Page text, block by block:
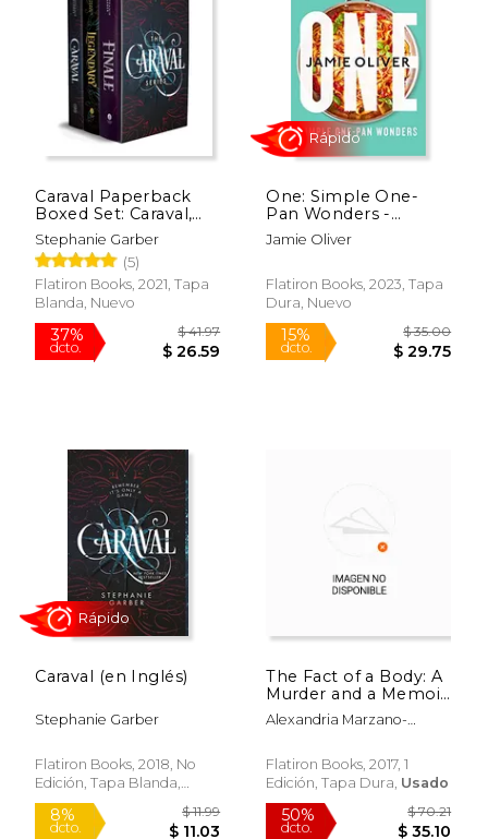
15%
dcto.
Rápido
15%
Rápido
Caraval Paperback
Boxed Set: Caraval,
Legendary, Finale (en
Inglés)
Stephanie Garber
(5)
Flatiron Books, 2021, Tapa
Blanda, Nuevo
One: Simple One-
Pan Wonders -
American
Measurements (en
Jamie Oliver
Flatiron Books, 2023, Tapa
Dura, Nuevo
Caraval (en Inglés)
Stephanie Garber
Flatiron Books, 2018, No
Edición, Tapa Blanda,
Nuevo
The Fact of a Body: A
Murder and a Memoir
(en Inglés)
Alexandria Marzano-
Flatiron Books, 2017, 1
Edición, Tapa Dura, Usado